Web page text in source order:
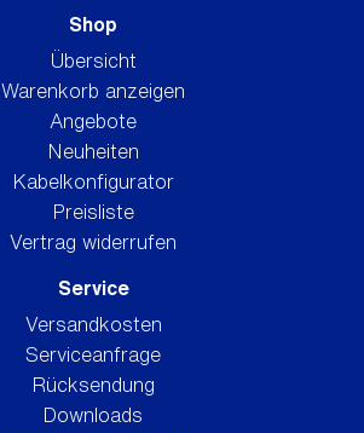
Shop
Übersicht
Warenkorb anzeigen
Angebote
Neuheiten
Kabelkonfigurator
Preisliste
Vertrag widerrufen
Service
Versandkosten
Serviceanfrage
Rücksendung
Downloads